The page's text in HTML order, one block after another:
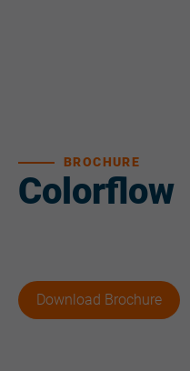
Colorflow
BROCHURE
Download Brochure